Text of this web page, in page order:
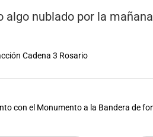
algo nublado por la
Cadena 3 Rosario
con el Monumento a la Bandera de